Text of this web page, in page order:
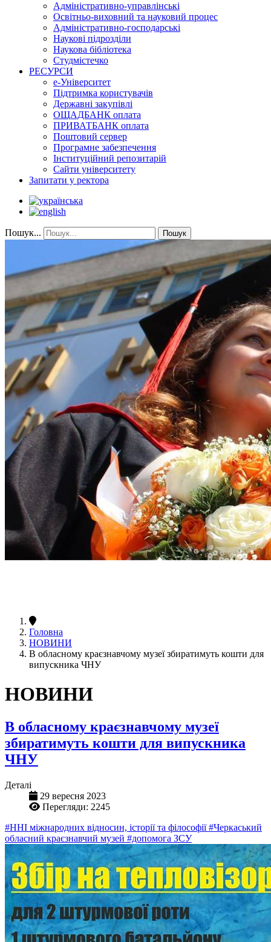
Адміністративно-управлінські
Освітньо-виховний та науковий процес
Адміністративно-господарські
Наукові підрозділи
Наукова бібліотека
Студмістечко
РЕСУРСИ
е-Університет
Підтримка користувачів
Державні закупівлі
ОЩАДБАНК оплата
ПРИВАТБАНК оплата
Поштовий сервер
Програмне забезпечення
Інституційний репозитарій
Сайти університету
Запитати у ректора
Пошук... Пошук
Головна
НОВИНИ
В обласному краєзнавчому музеї збиратимуть кошти для
випускника ЧНУ
НОВИНИ
В обласному краєзнавчому музеї
збиратимуть кошти для випускника
ЧНУ
Деталі
29 вересня 2023
Перегляди: 2245
#ННІ міжнародних відносин, історії та філософії#Черкаський
обласний краєзнавчий музей #допомога ЗСУ